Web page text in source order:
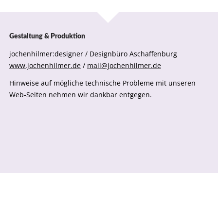
Gestaltung & Produktion
jochenhilmer:designer / Designbüro Aschaffenburg
www.jochenhilmer.de/ mail@jochenhilmer.de
Hinweise auf mögliche technische Probleme mit unseren
Web-Seiten nehmen wir dankbar entgegen.